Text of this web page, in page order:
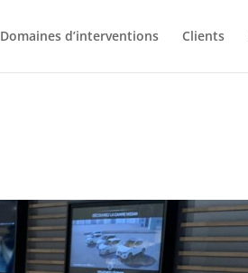
Domaines d’interventions Clients